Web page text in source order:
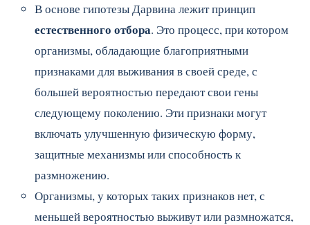
В основе гипотезы Дарвина лежит принцип
естественного отбора. Это процесс, при котором
организмы, обладающие благоприятными
признаками для выживания в своей среде, с
большей вероятностью передают свои гены
следующему поколению. Эти признаки могут
включать улучшенную физическую форму,
защитные механизмы или способность к
размножению.
Организмы, у которых таких признаков нет, с
меньшей вероятностью выживут или размножатся,